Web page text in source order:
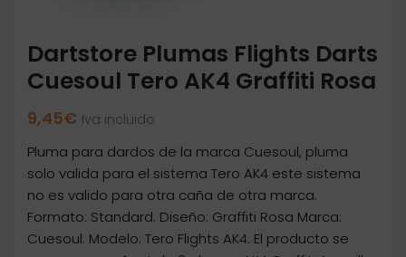
Dartstore Plumas Flights Darts
Cuesoul Tero AK4 Graffiti Rosa
9,45€ Iva incluido
Pluma para dardos de la marca Cuesoul, pluma
solo valida para el sistema Tero AK4 este sistema
no es valido para otra caña de otra marca.
Formato: Standard. Diseño: Graffiti Rosa Marca:
Cuesoul. Modelo: Tero Flights AK4. El producto se